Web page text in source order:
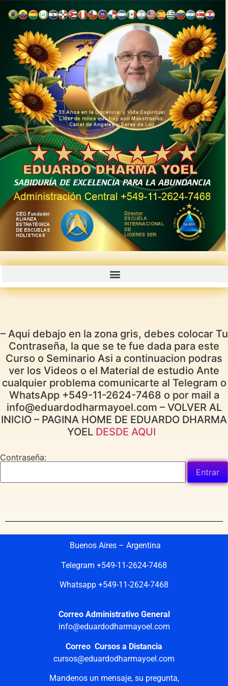
– Aqui debajo en la zona gris, debes colocar Tu
Contraseña, la que se te fue dada para este
Curso o Seminario Asi a continuacion podras
ver los Videos o el Material de estudio Ante
cualquier problema comunicarte al Telegram o
WhatsApp +549-11-2624-7468 o por mail a
info@eduardodharmayoel.com – VOLVER AL
INICIO – PAGINA HOME DE EDUARDO DHARMA
YOEL DESDE AQUI
Contraseña:
Buenos Aires – Argentina
Telegram +549-11-2624-7468
Whatsapp +549-11-2624-7468
Correo Administrativo General
info@eduardodharmayoel.com
Correo Cursos a Distancia
cursos@eduardodharmayoel.com
Mandenos un mensaje, su pregunta,